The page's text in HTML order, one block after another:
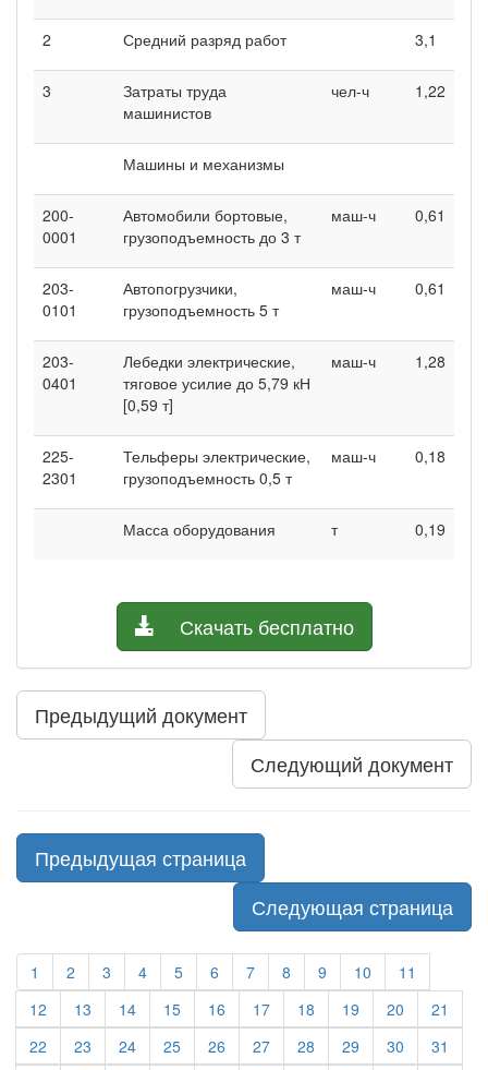
2 Средний разряд работ 3,1
3
Затраты труда
машинистов
чел-ч 1,22
Машины и механизмы
200-
0001
Автомобили бортовые,
грузоподъемность до 3 т
маш-ч 0,61
203-
0101
Автопогрузчики,
грузоподъемность 5 т
маш-ч 0,61
203-
0401
Лебедки электрические,
тяговое усилие до 5,79 кН
[0,59 т]
маш-ч 1,28
225-
2301
Тельферы электрические,
грузоподъемность 0,5 т
маш-ч 0,18
Масса оборудования т 0,19
Скачать бесплатно
Предыдущий документ
Следующий документ
Предыдущая страница
Следующая страница
1 2 3 4 5 6 7 8 9 10
11
12
13 14 15 16 17 18 19 20
21
22
23 24 25 26 27 28 29 30
31